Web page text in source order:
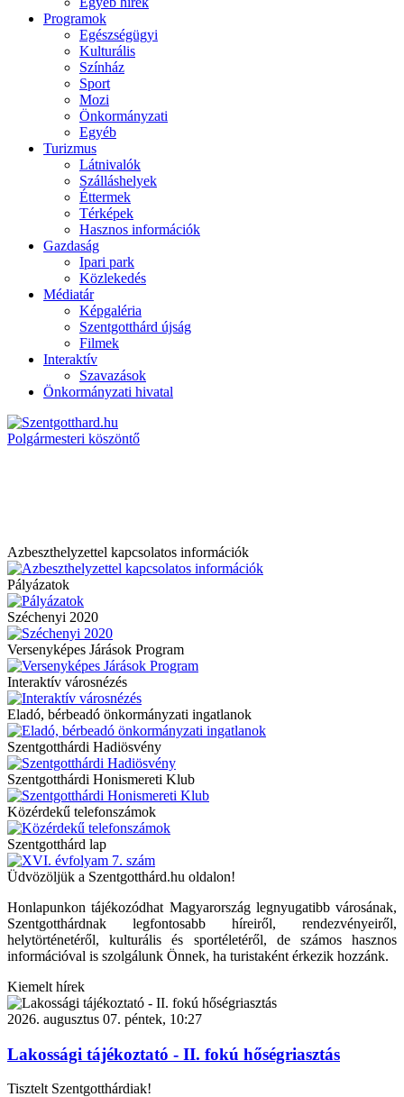
Programok
Egészségügyi
Kulturális
Színház
Sport
Mozi
Önkormányzati
Egyéb
Turizmus
Látnivalók
Szálláshelyek
Éttermek
Térképek
Hasznos információk
Gazdaság
Ipari park
Közlekedés
Médiatár
Képgaléria
Szentgotthárd újság
Filmek
Interaktív
Szavazások
Önkormányzati hivatal
Polgármesteri köszöntő
Azbeszthelyzettel kapcsolatos információk
Pályázatok
Széchenyi 2020
Versenyképes Járások Program
Interaktív városnézés
Eladó, bérbeadó önkormányzati ingatlanok
Szentgotthárdi Hadiösvény
Szentgotthárdi Honismereti Klub
Közérdekű telefonszámok
Szentgotthárd lap
Üdvözöljük a Szentgotthárd.hu oldalon!
Honlapunkon tájékozódhat Magyarország legnyugatibb városának,
Szentgotthárdnak legfontosabb híreiről, rendezvényeiről,
helytörténetéről, kulturális és sportéletéről, de számos hasznos
információval is szolgálunk Önnek, ha turistaként érkezik hozzánk.
Kiemelt hírek
2026. augusztus 07. péntek, 10:27
Lakossági tájékoztató - II. fokú hőségriasztás
Tisztelt Szentgotthárdiak!